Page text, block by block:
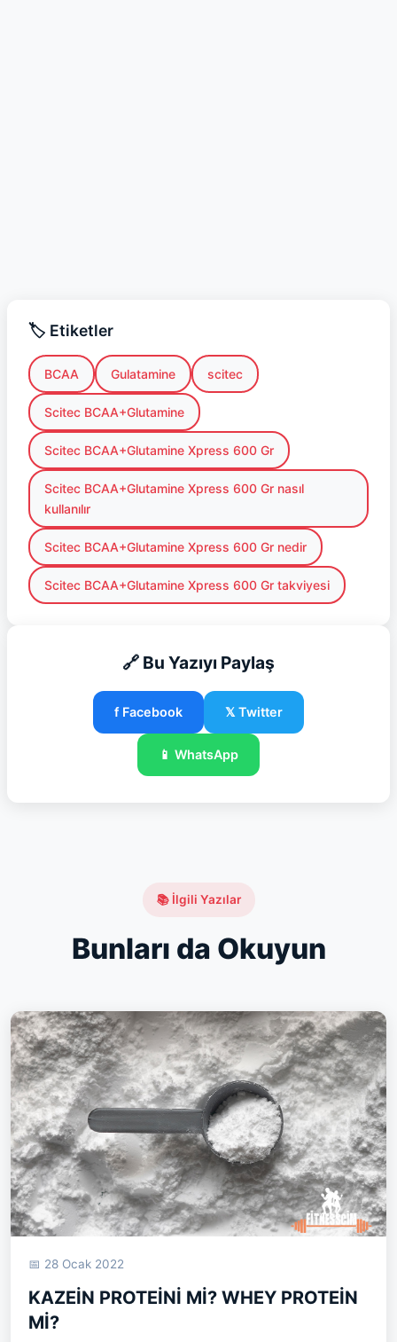
🏷️ Etiketler
BCAA Gulatamine scitec
Scitec BCAA+Glutamine
Scitec BCAA+Glutamine Xpress 600 Gr
Scitec BCAA+Glutamine Xpress 600 Gr nasıl
kullanılır
Scitec BCAA+Glutamine Xpress 600 Gr nedir
Scitec BCAA+Glutamine Xpress 600 Gr takviyesi
🔗 Bu Yazıyı Paylaş
f Facebook 𝕏 Twitter
📱 WhatsApp
📚 İlgili Yazılar
Bunları da Okuyun
📅 28 Ocak 2022
KAZEİN PROTEİNİ Mİ? WHEY PROTEİN
Mİ?